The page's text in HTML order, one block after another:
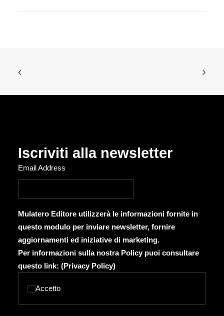
Iscriviti alla newsletter
Email Address
Mulatero Editore utilizzerà le informazioni fornite in
questo modulo per inviare newsletter, fornire
aggiornamenti ed iniziative di marketing.
Per informazioni sulla nostra Policy puoi consultare
questo link: (Privacy Policy)
Accetto